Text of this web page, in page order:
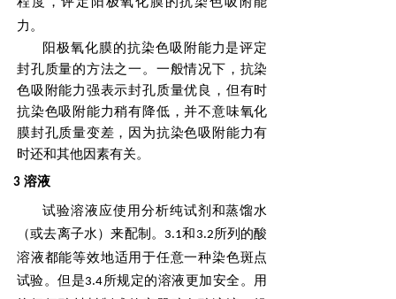
力。
阳极氧化膜的抗染色吸附能力是评定
封孔质量的方法之一。一般情况下，抗染
色吸附能力强表示封孔质量优良，但有时
抗染色吸附能力稍有降低，并不意味氧化
膜封孔质量变差，因为抗染色吸附能力有
时还和其他因素有关。
3 溶液
试验溶液应使用分析纯试剂和蒸馏水
（或去离子水）来配制。 3.1和 3.2 所列的酸
溶液都能等效地适用于任意一种染色斑点
试验。但是3.4 所规定的溶液更加安全。用